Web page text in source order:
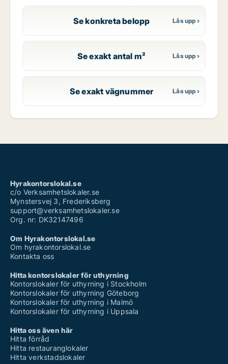
Se konkreta belopp
Se exakt antal m²
Se exakt vägnummer
Hyrakontorslokal.se
c/o Verksamhetslokaler.se
Mynstersvej 3, Frederiksberg
support@verksamhetslokaler.se
Org. nr: DK32147496
Om Hyrakontorslokal.se
Om hyrakontorslokal.se
Kontakta oss
Hitta kontorslokaler för uthyrning
Kontorslokaler för uthyrning i Stockholm
Kontorslokaler för uthyrning Göteborg
Kontorslokaler för uthyrning i Malmö
Kontorslokaler för uthyrning i Uppsala
Hitta oss även här
Hitta förråd
Hitta restauranglokaler
Hitta verkstadslokaler